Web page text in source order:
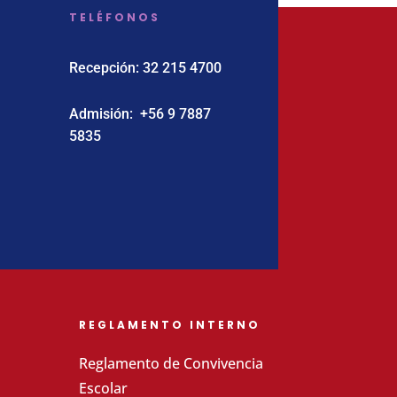
TELÉFONOS
Recepción: 32 215 4700
Admisión: ‪+56 9 7887
5835
REGLAMENTO INTERNO
Reglamento de Convivencia
Escolar